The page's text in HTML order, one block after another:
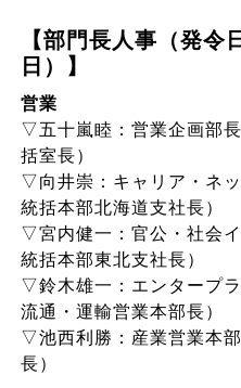
【部門長人事（発
日）】
営業
▽五十嵐睦：営業企画部
括室長）
▽向井崇：キャリア・ネ
統括本部北海道支社長）
▽宮内健一：官公・社会
統括本部東北支社長）
▽鈴木雄一：エンタープ
流通・運輸営業本部長）
▽池西利勝：産業営業本
長）